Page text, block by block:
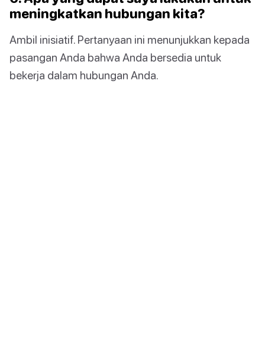
meningkatkan hubungan kita?
Ambil inisiatif. Pertanyaan ini menunjukkan kepada
pasangan Anda bahwa Anda bersedia untuk
bekerja dalam hubungan Anda.